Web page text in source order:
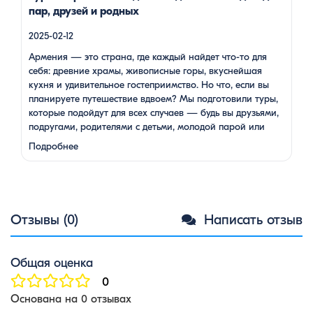
пар, друзей и родных
2025-02-12
Армения — это страна, где каждый найдет что-то для
себя: древние храмы, живописные горы, вкуснейшая
кухня и удивительное гостеприимство. Но что, если вы
планируете путешествие вдвоем? Мы подготовили туры,
которые подойдут для всех случаев — будь вы друзьями,
подругами, родителями с детьми, молодой парой или
супругами в возрасте. Какой тур выбрать для
путешествия вдвоем? 1. …
Подробнее
Отзывы (0) Написать отзыв
Общая оценка
0
Основана на 0 отзывах